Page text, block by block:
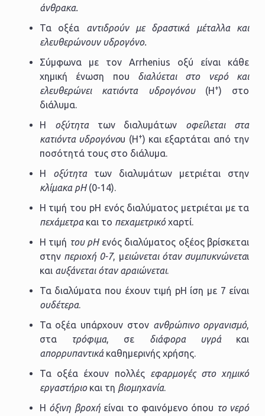
άνθρακα.
Τα οξέα αντιδρούν με δραστικά μέταλλα και
ελευθερώνουν υδρογόνο.
Σύμφωνα με τον Arrhenius οξύ είναι κάθε
χημική ένωση που διαλύεται στο νερό και
ελευθερώνει κατιόντα υδρογόνου (H +) στο
διάλυμα.
Η οξύτητα των διαλυμάτων οφείλεται στα
κατιόντα υδρογόνου (H +) και εξαρτάται από την
ποσότητά τους στο διάλυμα.
Η οξύτητα των διαλυμάτων μετριέται στην
κλίμακα pH (0-14).
Η τιμή του pH ενός διαλύματος μετριέται με τα
πεχάμετρα και το πεχαμετρικόχαρτί.
H τιμή του pHενός διαλύματος οξέος βρίσκεται
στην περιοχή 0-7, μειώνεται όταν συμπυκνώνεται
και αυξάνεται όταν αραιώνεται.
Τα διαλύματα που έχουν τιμή pH ίση με 7 είναι
ουδέτερα.
Τα οξέα υπάρχουν στον ανθρώπινο οργανισμό,
στα
τρόφιμα, σε διάφορα υγρά και
απορρυπαντικά καθημερινής χρήσης.
Τα οξέα έχουν πολλές εφαρμογές στο χημικό
εργαστήριοκαι τη βιομηχανία.
Η όξινη βροχήείναι το φαινόμενο όπου το νερό